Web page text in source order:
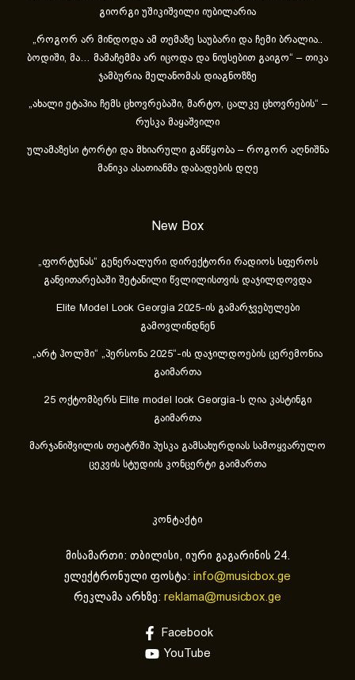
გიორგი უშიკიშვილი იუბილარია
„როგორ არ მინდოდა ამ თემაზე საუბარი და ჩემი ბრალია..
ბოდიში, მა… მამაჩემმა არ იცოდა და ნიუსებით გაიგო“ – თიკა
ჯამბურია მელანომას დიაგნოზზე
„ახა­ლი ეტა­პია ჩემს ცხოვ­რე­ბა­ში, მარ­ტო, ცალ­კე ცხოვ­რე­ბის“ –
რუსკა მაყაშვილი
ულამაზესი ტორტი და მხიარული განწყობა – როგორ აღნიშნა
მანიკა ასათიანმა დაბადების დღე
New Box
„ფორტუნას“ გენერალური დირექტორი რადიოს სფეროს
განვითარებაში შეტანილი წვლილისთვის დაჯილდოვდა
Elite Model Look Georgia 2025-ის გამარჯვებულები
გამოვლინდნენ
„არტ ჰოლში“ „პერსონა 2025“-ის დაჯილდოების ცერემონია
გაიმართა
25 ოქტომბერს Elite model look Georgia-ს ღია კასტინგი
გაიმართა
მარჯანიშვილის თეატრში პუსკა გამსახურდიას სამოყვარულო
ცეკვის სტუდიის კონცერტი გაიმართა
კონტაქტი
მისამართი: თბილისი, იური გაგარინის 24.
ელექტრონული ფოსტა: info@musicbox.ge
რეკლამა არხზე: reklama@musicbox.ge
Facebook
YouTube